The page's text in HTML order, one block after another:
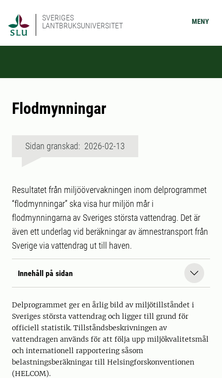
SVERIGES
LANTBRUKSUNIVERSITET
MENY
Flodmynningar
Sidan granskad: 2026-02-13
Resultatet från miljöövervakningen inom delprogrammet
“flodmynningar” ska visa hur miljön mår i
flodmynningarna av Sveriges största vattendrag. Det är
även ett underlag vid beräkningar av ämnestransport från
Sverige via vattendrag ut till haven.
Innehåll på sidan
Delprogrammet ger en årlig bild av miljötillståndet i
Sveriges största vattendrag och ligger till grund för
officiell statistik. Tillståndsbeskrivningen av
vattendragen används för att följa upp miljökvalitetsmål
och internationell rapportering såsom
belastningsberäkningar till Helsingforskonventionen
(HELCOM).